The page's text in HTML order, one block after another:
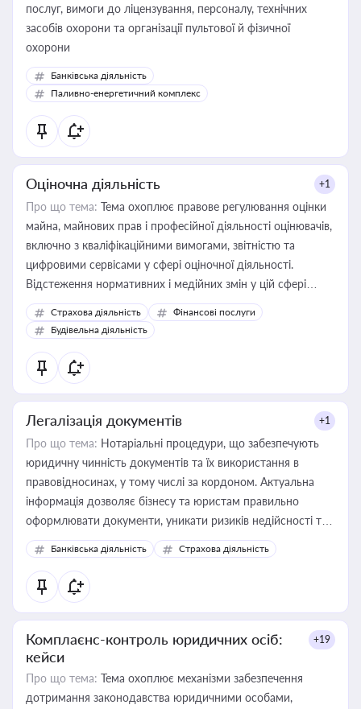
послуг, вимоги до ліцензування, персоналу, технічних
засобів охорони та організації пультової й фізичної
охорони
Банківська діяльність
Паливно-енергетичний комплекс
Оціночна діяльність +1
Про що тема: Тема охоплює правове регулювання оцінки
майна, майнових прав і професійної діяльності оцінювачів,
включно з кваліфікаційними вимогами, звітністю та
цифровими сервісами у сфері оціночної діяльності.
Відстеження нормативних і медійних змін у цій сфері
корисне для власника бізнесу, керівника, юриста або
бухгалтера під час оподаткування, приватизації, оренди
державного майна, корпоративних угод і перевірки
статусу суб'єктів оціночної діяльності
Страхова діяльність
Фінансові послуги
Будівельна діяльність
Легалізація документів +1
Про що тема: Нотаріальні процедури, що забезпечують
юридичну чинність документів та їх використання в
правовідносинах, у тому числі за кордоном. Актуальна
інформація дозволяє бізнесу та юристам правильно
оформлювати документи, уникати ризиків недійсності та
забезпечувати їх належне прийняття органами влади та
контрагентами
Банківська діяльність Страхова діяльність
Комплаєнс-контроль юридичних осіб:
кейси
+19
Про що тема: Тема охоплює механізми забезпечення
дотримання законодавства юридичними особами,